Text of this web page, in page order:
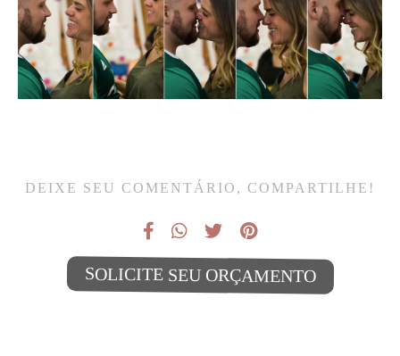
DEIXE SEU COMENTÁRIO, COMPARTILHE!
SOLICITE SEU ORÇAMENTO